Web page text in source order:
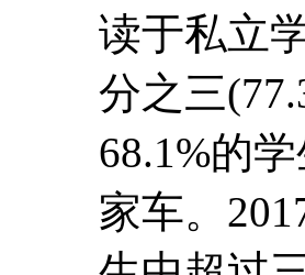
读于私立
分之三
68.1%的
家车。